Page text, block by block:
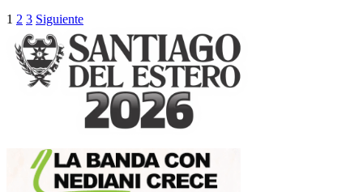
Paginación
de
entradas
1 2 3 Siguiente